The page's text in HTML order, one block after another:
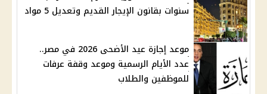
سنوات بقانون الإيجار القديم وتعديل 5 مواد
موعد إجازة عيد الأضحى 2026 في مصر..
عدد الأيام الرسمية وموعد وقفة عرفات
للموظفين والطلاب